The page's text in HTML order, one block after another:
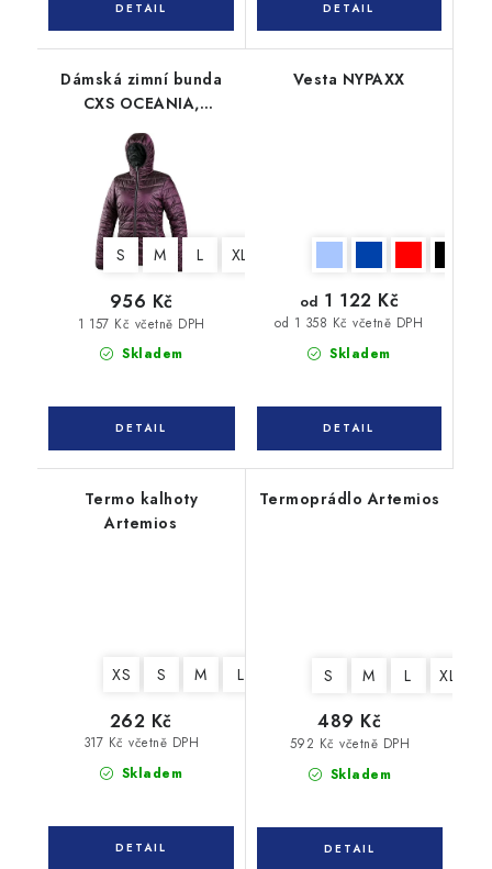
Dámská zimní bunda
CXS OCEANIA,
černá
S M L XL
Skladem
1 157 Kč včetně DPH
956 Kč
Vesta NYPAXX
Skladem
od 1 358 Kč včetně DPH
od 1 122 Kč
Termo kalhoty
Artemios
XS S M L XXL 3XL
Skladem
317 Kč včetně DPH
262 Kč
Termoprádlo Artemios
S M L XL
Skladem
592 Kč včetně DPH
489 Kč